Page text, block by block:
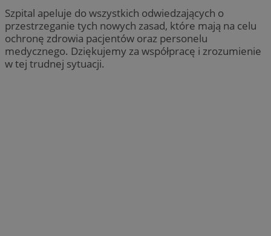
Szpital apeluje do wszystkich odwiedzających o
przestrzeganie tych nowych zasad, które mają na celu
ochronę zdrowia pacjentów oraz personelu
medycznego. Dziękujemy za współpracę i zrozumienie
w tej trudnej sytuacji.